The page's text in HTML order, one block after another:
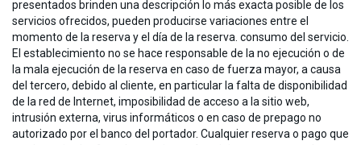
presentados brinden una descripción lo más exacta posible de los
servicios ofrecidos, pueden producirse variaciones entre el
momento de la reserva y el día de la reserva. consumo del servicio.
El establecimiento no se hace responsable de la no ejecución o de
la mala ejecución de la reserva en caso de fuerza mayor, a causa
del tercero, debido al cliente, en particular la falta de disponibilidad
de la red de Internet, imposibilidad de acceso a la sitio web,
intrusión externa, virus informáticos o en caso de prepago no
autorizado por el banco del portador. Cualquier reserva o pago que